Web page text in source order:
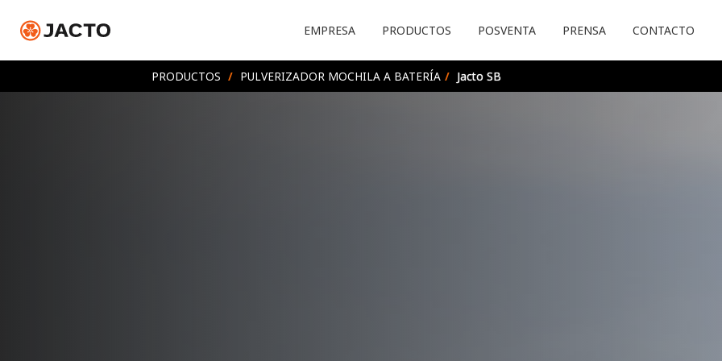
EMPRESA PRODUCTOS POSVENTA PRENSA CONTACTO
PRODUCTOS / PULVERIZADOR MOCHILA A BATERÍA / Jacto SB